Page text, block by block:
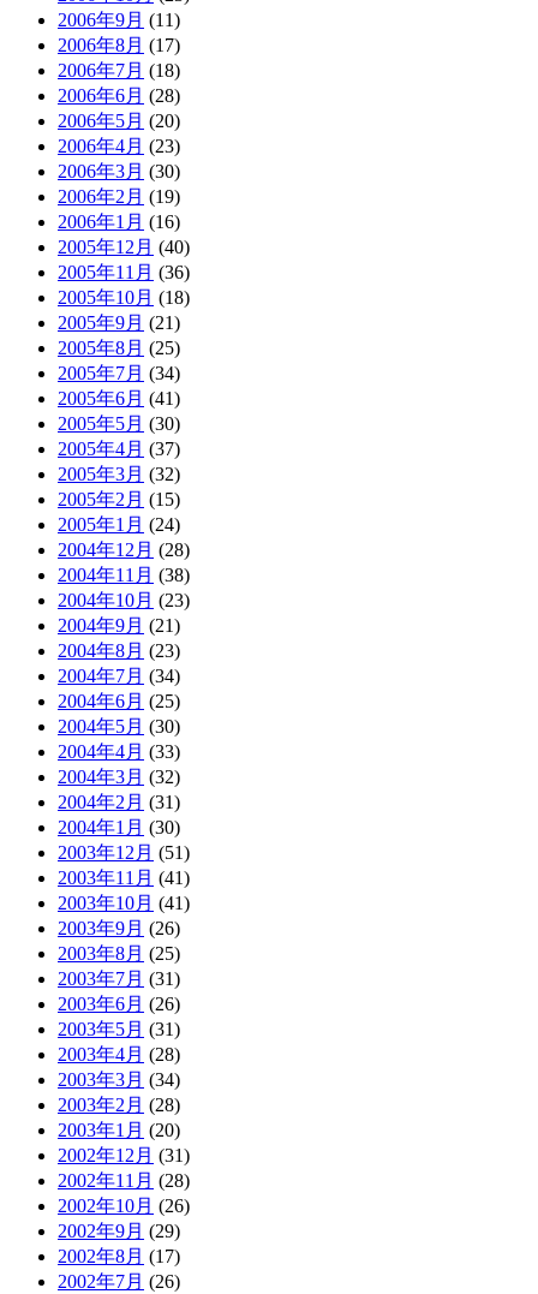
2006年9月 (11)
2006年8月 (17)
2006年7月 (18)
2006年6月 (28)
2006年5月 (20)
2006年4月 (23)
2006年3月 (30)
2006年2月 (19)
2006年1月 (16)
2005年12月 (40)
2005年11月 (36)
2005年10月 (18)
2005年9月 (21)
2005年8月 (25)
2005年7月 (34)
2005年6月 (41)
2005年5月 (30)
2005年4月 (37)
2005年3月 (32)
2005年2月 (15)
2005年1月 (24)
2004年12月 (28)
2004年11月 (38)
2004年10月 (23)
2004年9月 (21)
2004年8月 (23)
2004年7月 (34)
2004年6月 (25)
2004年5月 (30)
2004年4月 (33)
2004年3月 (32)
2004年2月 (31)
2004年1月 (30)
2003年12月 (51)
2003年11月 (41)
2003年10月 (41)
2003年9月 (26)
2003年8月 (25)
2003年7月 (31)
2003年6月 (26)
2003年5月 (31)
2003年4月 (28)
2003年3月 (34)
2003年2月 (28)
2003年1月 (20)
2002年12月 (31)
2002年11月 (28)
2002年10月 (26)
2002年9月 (29)
2002年8月 (17)
2002年7月 (26)